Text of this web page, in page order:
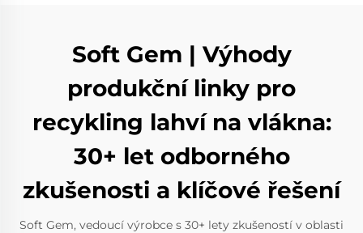
Soft Gem | Výhody
produkční linky pro
recykling lahví na vlákna:
30+ let odborného
zkušenosti a klíčové řešení
Soft Gem, vedoucí výrobce s 30+ lety zkušeností v oblasti